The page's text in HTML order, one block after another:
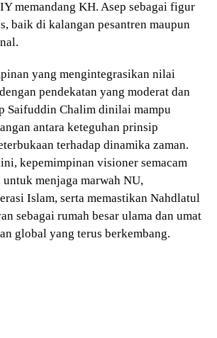
memandang KH. Asep sebagai figur
baik di kalangan pesantren maupun
yang mengintegrasikan nilai
pendekatan yang moderat dan
Saifuddin Chalim dinilai mampu
antara keteguhan prinsip
terhadap dinamika zaman.
kepemimpinan visioner semacam
menjaga marwah NU,
Islam, serta memastikan Nahdlatul
sebagai rumah besar ulama dan umat
global yang terus berkembang.